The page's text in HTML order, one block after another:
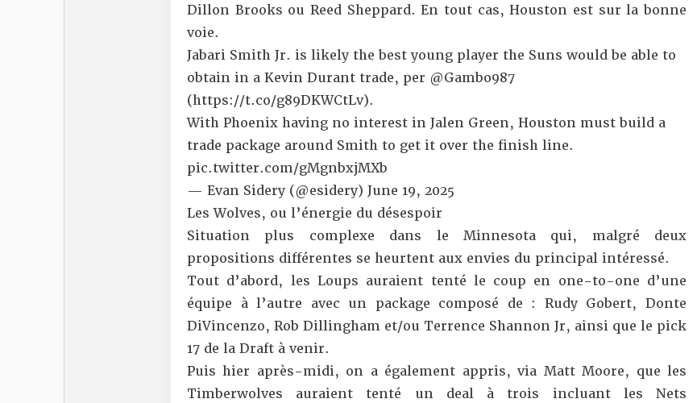
Dillon Brooks ou Reed Sheppard. En tout cas, Houston est sur la bonne
voie.
Jabari Smith Jr. is likely the best young player the Suns would be able to
obtain in a Kevin Durant trade, per @Gambo987
(https://t.co/g89DKWCtLv).
With Phoenix having no interest in Jalen Green, Houston must build a
trade package around Smith to get it over the finish line.
pic.twitter.com/gMgnbxjMXb
— Evan Sidery (@esidery) June 19, 2025
Les Wolves, ou l’énergie du désespoir
Situation plus complexe dans le Minnesota qui, malgré deux
propositions différentes se heurtent aux envies du principal intéressé.
Tout d’abord, les Loups auraient tenté le coup en one-to-one d’une
équipe à l’autre avec un package composé de : Rudy Gobert, Donte
DiVincenzo, Rob Dillingham et/ou Terrence Shannon Jr, ainsi que le pick
17 de la Draft à venir.
Puis hier après-midi, on a également appris, via Matt Moore, que les
Timberwolves auraient tenté un deal à trois incluant les Nets